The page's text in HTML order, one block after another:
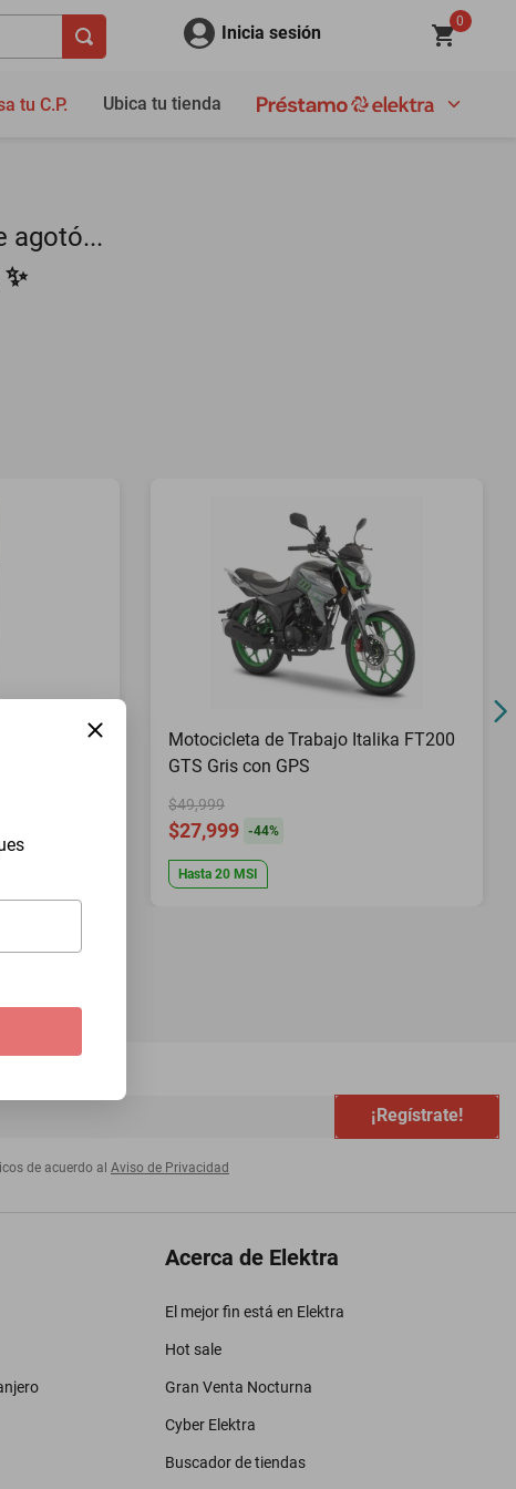
Inicia sesión
0
tu C.P. Ubica tu tienda
agotó...
Motocicleta de Trabajo Italika FT200
GTS Gris con GPS
$49,999
$27,999 -44%
Hasta 20 MSI
¡Regístrate!
de acuerdo al Aviso de Privacidad
Acerca de Elektra
El mejor fin está en Elektra
Hot sale
Gran Venta Nocturna
Cyber Elektra
Buscador de tiendas